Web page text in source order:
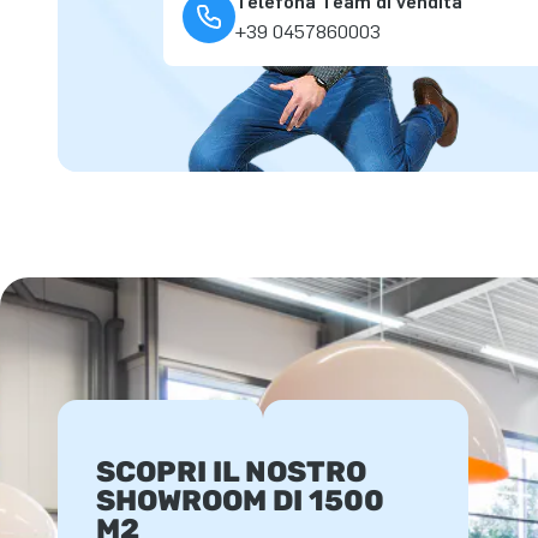
+39 0457860003
SCOPRI IL NOSTRO
SHOWROOM DI 1500
M2